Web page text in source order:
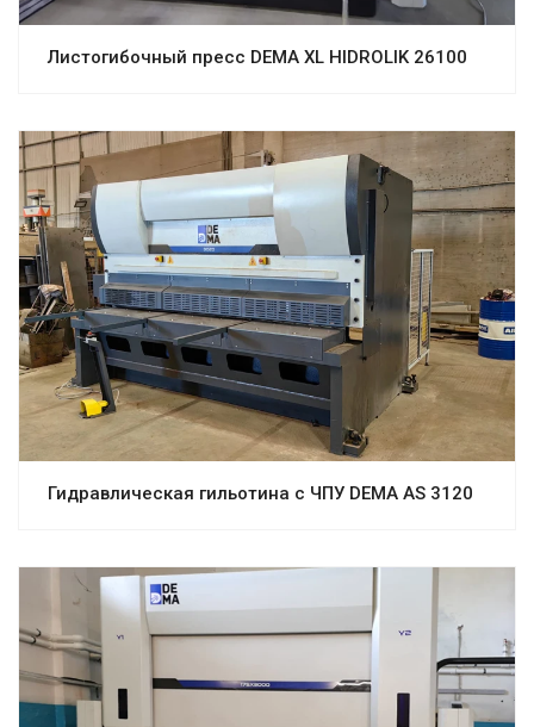
Листогибочный пресс DEMA XL HIDROLIK 26100
Гидравлическая гильотина с ЧПУ DEMA AS 3120